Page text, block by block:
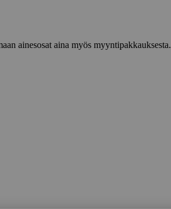
ainesosat aina myös myyntipakkauksesta.